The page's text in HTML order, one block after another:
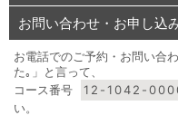
お問い合わせ・お申し込
お電話でのご予約・お問い合
た｡」と言って、
コース番号
12-1042-
い。